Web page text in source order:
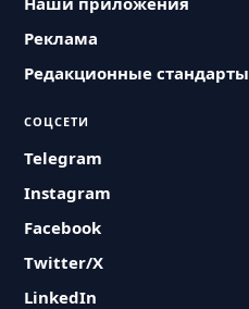
Реклама
Редакционные стандарты
СОЦСЕТИ
Telegram
Instagram
Facebook
Twitter/X
LinkedIn